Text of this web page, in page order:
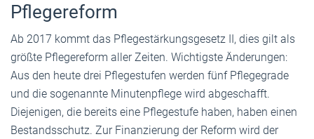
Pflegereform
Ab 2017 kommt das Pflegestärkungsgesetz II, dies gilt als
größte Pflegereform aller Zeiten. Wichtigste Änderungen:
Aus den heute drei Pflegestufen werden fünf Pflegegrade
und die sogenannte Minutenpflege wird abgeschafft.
Diejenigen, die bereits eine Pflegestufe haben, haben einen
Bestandsschutz. Zur Finanzierung der Reform wird der